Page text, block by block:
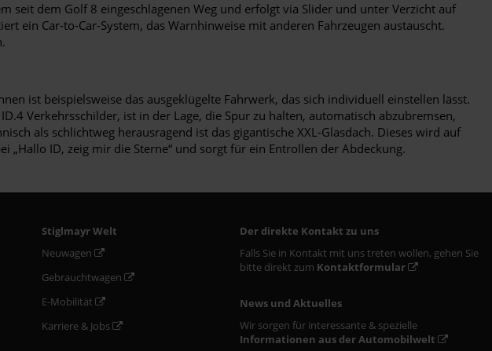
dem Golf 8 eingeschlagenen Weg und erfolgt via Slider und unter Verzicht auf
ein Car-to-Car-System, das Warnhinweise mit anderen Fahrzeugen austauscht.
ist beispielsweise das ausgeklügelte Fahrwerk, das sich individuell einstellen lässt.
Verkehrsschilder, ist in der Lage, die Spur zu halten, automatisch abzubremsen,
als schlichtweg herausragend ist das gigantische XXL-Glasdach. Dieses wird auf
„Hallo ID, zeig mir die Sterne“ und sorgt für ein Entrollen der Abdeckung.
Stiglmayr Welt
Neuwagen
Gebrauchtwagen
E-Mobilität
Karriere & Jobs
Der direkte Kontakt zu uns
Falls Sie in Kontakt mit uns treten wollen, gehen Sie
bitte direkt zum Kontaktformular
News und Aktuelles
Wir sorgen für interessante & spezielle
Informationen aus der Automobilwelt